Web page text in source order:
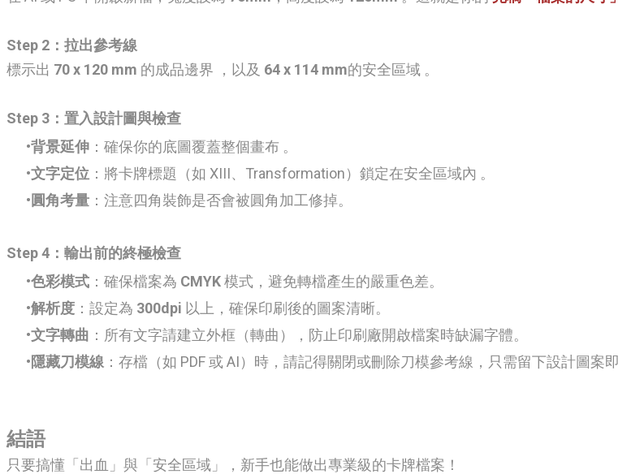
Step 2：拉出參考線
標示出 70 x 120 mm 的成品邊界 ，以及 64 x 114 mm的安全區域 。
Step 3：置入設計圖與檢查
背景延伸 ：確保你的底圖覆蓋整個畫布 。
文字定位 ：將卡牌標題（如 XIII、Transformation）鎖定在安全區域內 。
圓角考量 ：注意四角裝飾是否會被圓角加工修掉。
Step 4：輸出前的終極檢查
色彩模式 ：確保檔案為 CMYK模式，避免轉檔產生的嚴重色差。
解析度 ：設定為 300dpi 以上，確保印刷後的圖案清晰。
文字轉曲 ：所有文字請建立外框（轉曲），防止印刷廠開啟檔案時缺漏字體。
隱藏刀模線 ：存檔（如 PDF 或 AI）時，請記得關閉或刪除刀模參考線，只需留下設計圖案即
結語
​只要搞懂「出血」與「安全區域」，新手也能做出專業級的卡牌檔案！